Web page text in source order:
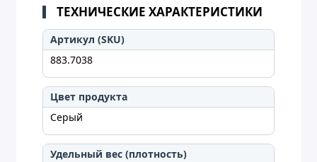
ТЕХНИЧЕСКИЕ ХАРАКТЕРИСТИКИ
Артикул (SKU)
883.7038
Цвет продукта
Серый
Удельный вес (плотность)